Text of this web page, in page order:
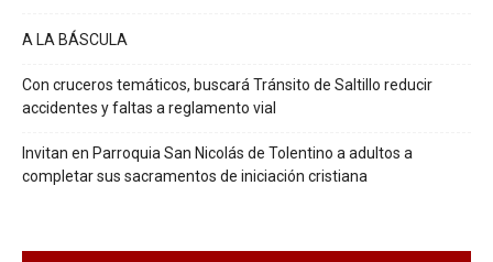
A LA BÁSCULA
Con cruceros temáticos, buscará Tránsito de Saltillo reducir
accidentes y faltas a reglamento vial
Invitan en Parroquia San Nicolás de Tolentino a adultos a
completar sus sacramentos de iniciación cristiana